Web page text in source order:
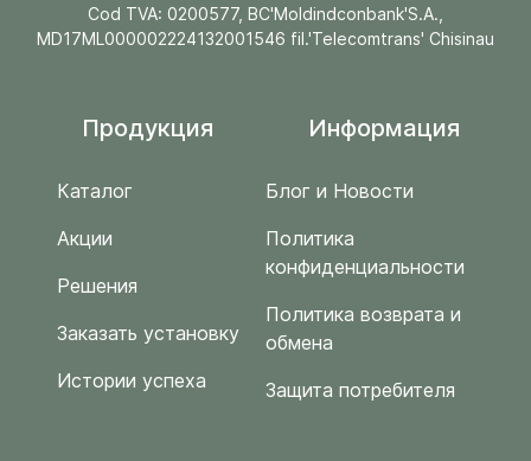
Cod TVA: 0200577, BC'Moldindconbank'S.A.,
MD17ML000002224132001546 fil.'Telecomtrans' Chisinau
Продукция
Каталог
Акции
Решения
Заказать установку
Истории успеха
Информация
Блог и Новости
Политика
конфиденциальности
Политика возврата и
обмена
Защита потребителя